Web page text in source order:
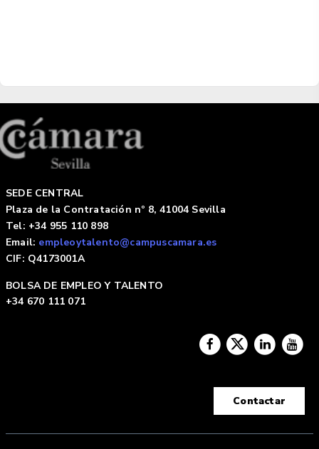
SEDE CENTRAL
Plaza de la Contratación nº 8, 41004 Sevilla
Tel: +34 955 110 898
Email: empleoytalento@campuscamara.es
CIF: Q4173001A
BOLSA DE EMPLEO Y TALENTO
+34 670 111 071
Contactar